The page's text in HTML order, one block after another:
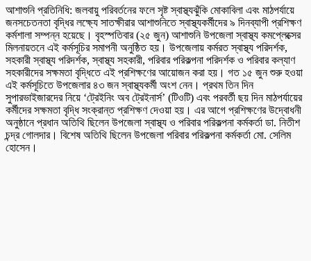
আশাশুনি প্রতিনিধি: জলবায়ু পরিবর্তনের ফলে সৃষ্ট স্বাস্থ্যঝুঁকি মোকাবিলা এবং মাঠপর্যায়ে
জনসচেতনতা বৃদ্ধির লক্ষ্যে সাতক্ষীরার আশাশুনিতে স্বাস্থ্যকর্মীদের ৯ দিনব্যাপী প্রশিক্ষণ
কর্মশালা সম্পন্ন হয়েছে। বৃহস্পতিবার (২৫ জুন) আশাশুনি উপজেলা স্বাস্থ্য কমপ্লেক্সের
মিলনায়তনে এই কর্মসূচির সমাপনী অনুষ্ঠিত হয়। উপজেলায় কর্মরত স্বাস্থ্য পরিদর্শক,
সহকারী স্বাস্থ্য পরিদর্শক, স্বাস্থ্য সহকারী, পরিবার পরিকল্পনা পরিদর্শক ও পরিবার কল্যাণ
সহকারীদের সক্ষমতা বৃদ্ধিতে এই প্রশিক্ষণের আয়োজন করা হয়। গত ১৫ জুন শুরু হওয়া
এই কর্মসূচিতে উপজেলার ৪৩ জন স্বাস্থ্যকর্মী অংশ নেন। প্রথম তিন দিন
সুপারভাইজারদের নিয়ে ‘ট্রেইনিং অব ট্রেইনার্স’ (টিওটি) এবং পরবর্তী ছয় দিন মাঠপর্যায়ের
কর্মীদের সক্ষমতা বৃদ্ধি সংক্রান্ত প্রশিক্ষণ দেওয়া হয়। এর আগে প্রশিক্ষণের উদ্বোধনী
অনুষ্ঠানে প্রধান অতিথি ছিলেন উপজেলা স্বাস্থ্য ও পরিবার পরিকল্পনা কর্মকর্তা ডা. নিতীশ
চন্দ্র গোলদার। বিশেষ অতিথি ছিলেন উপজেলা পরিবার পরিকল্পনা কর্মকর্তা মো. সেলিম
হোসেন।